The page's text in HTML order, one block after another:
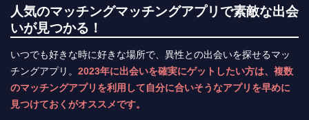
人気のマッチングマッチングアプリで素敵な出会
いが見つかる！
いつでも好きな時に好きな場所で、異性との出会いを探せるマッ
チングアプリ。 2023年に出会いを確実にゲットしたい方は、複数
のマッチングアプリを利用して自分に合いそうなアプリを早めに
見つけておくがオススメです。